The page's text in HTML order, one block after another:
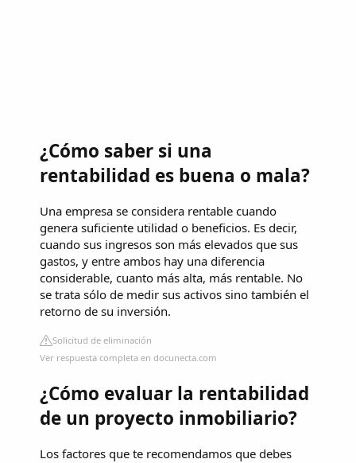
¿Cómo saber si una
rentabilidad es buena o mala?
Una empresa se considera rentable cuando
genera suficiente utilidad o beneficios. Es decir,
cuando sus ingresos son más elevados que sus
gastos, y entre ambos hay una diferencia
considerable, cuanto más alta, más rentable. No
se trata sólo de medir sus activos sino también el
retorno de su inversión.
Solicitud de eliminación
Ver respuesta completa en docunecta.com
¿Cómo evaluar la rentabilidad
de un proyecto inmobiliario?
Los factores que te recomendamos que debes